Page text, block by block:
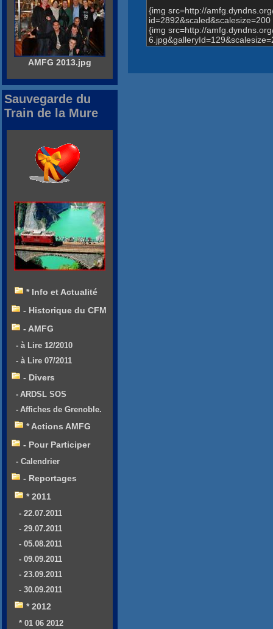
{img src=http://
id=2892&scaled&scalesize=200
{img src=http://
AMFG 2013.jpg
Sauvegarde du
Train de la Mure
* Info et Actualité
- Historique du CFM
- AMFG
- à Lire 12/2010
- à Lire 07/2011
- Divers
- ARDSL SOS
- Affiches de Grenoble.
* Actions AMFG
- Pour Participer
- Calendrier
- Reportages
* 2011
- 22.07.2011
- 29.07.2011
- 05.08.2011
- 09.09.2011
- 23.09.2011
- 30.09.2011
* 2012
* 01 06 2012